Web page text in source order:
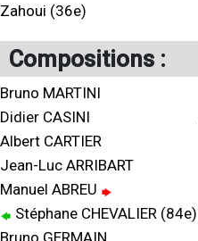
Zahoui (36e)
Compositions :
Bruno MARTINI
Didier CASINI
Albert CARTIER
Jean-Luc ARRIBART
Manuel ABREU
Stéphane CHEVALIER (84e)
Bruno GERMAIN